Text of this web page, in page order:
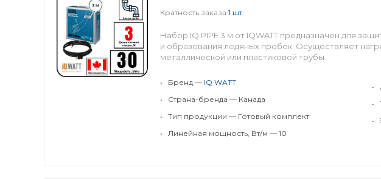
Кратность заказа 1 шт
Набор IQ PIPE 3 м от IQWATT предназначен для
и образования ледяных пробок. Осуществляет
металлической или пластиковой трубы.
• Бренд — IQ WATT
•
Страна-бренда — Канада
•
Тип продукции — Готовый комплект
•
Линейная мощность, Вт/м — 10
•
•
•